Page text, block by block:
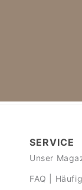
SERVICE
Unser
FAQ |